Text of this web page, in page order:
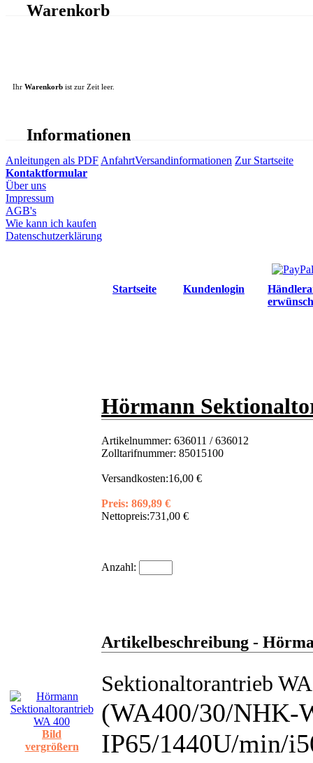
Warenkorb
Ihr Warenkorb ist zur Zeit leer.
Informationen
Anleitungen als PDF AnfahrtVersandinformationen Zur Startseite
Kontaktformular
Über uns
Impressum
AGB's
Wie kann ich kaufen
Datenschutzerklärung
Startseite Kundenlogin
Bild
vergrößern
Hörmann
Artikelnummer: 636011 / 636012
Zolltarifnummer: 85015100
Versandkosten:16,00 €
Preis: 869,89 €
Nettopreis:731,00 €
Anzahl:
Artikelbeschreibung -
Sektionaltorantrieb
(WA400/30/NHK-
IP65/1440U/min/